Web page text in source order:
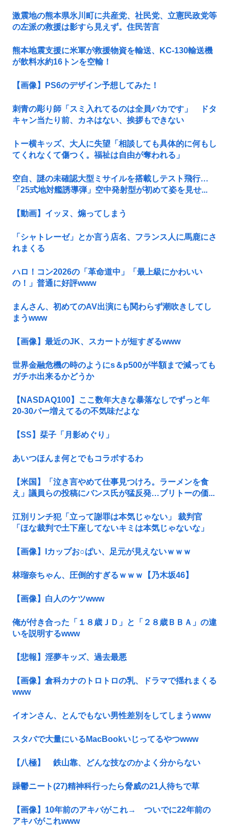
激震地の熊本県氷川町に共産党、社民党、立憲民政党等
の左派の救援は影すら見えず。住民苦言
熊本地震支援に米軍が救援物資を輸送、KC-130輸送機
が飲料水約16トンを空輸！
【画像】PS6のデザイン予想してみた！
刺青の彫り師「スミ入れてるのは全員バカです」 ドタ
キャン当たり前、カネはない、挨拶もできない
トー横キッズ、大人に失望「相談しても具体的に何もし
てくれなくて傷つく。福祉は自由が奪われる」
空自、謎の未確認大型ミサイルを搭載しテスト飛行…
「25式地対艦誘導弾」空中発射型が初めて姿を見せ...
【動画】イッヌ、煽ってしまう
「シャトレーゼ」とか言う店名、フランス人に馬鹿にさ
れまくる
ハロ！コン2026の「革命道中」「最上級にかわいい
の！」普通に好評www
まんさん、初めてのAV出演にも関わらず潮吹きしてし
まうwww
【画像】最近のJK、スカートが短すぎるwww
世界金融危機の時のようにs＆p500が半額まで減っても
ガチホ出来るかどうか
【NASDAQ100】ここ数年大きな暴落なしでずっと年
20-30パー増えてるの不気味だよな
【SS】栞子「月影めぐり」
あいつほんま何とでもコラボするわ
【米国】「泣き言やめて仕事見つけろ。ラーメンを食
え」議員らの投稿にバンス氏が猛反発…ブリトーの価...
江別リンチ犯「立って謝罪は本気じゃない」 裁判官
「ほな裁判で土下座してないキミは本気じゃないな」
【画像】Iカップお○ぱい、足元が見えないｗｗｗ
林瑠奈ちゃん、圧倒的すぎるｗｗｗ【乃木坂46】
【画像】白人のケツwww
俺が付き合った「１８歳ＪＤ」と「２８歳ＢＢＡ」の違
いを説明するwww
【悲報】淫夢キッズ、過去最悪
【画像】倉科カナのトロトロの乳、ドラマで揺れまくる
www
イオンさん、とんでもない男性差別をしてしまうwww
スタバで大量にいるMacBookいじってるやつwww
【八極】 鉄山靠、どんな技なのかよく分からない
躁鬱ニート(27)精神科行ったら脅威の21人待ちで草
【画像】10年前のアキバがこれ→ ついでに22年前の
アキバがこれwww